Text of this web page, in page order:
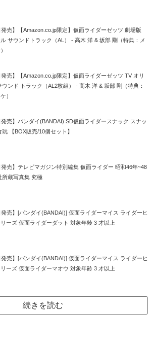
発売】【Amazon.co.jp限定】仮面ライダーゼッツ 劇場版
サウンドトラック（AL） - 高木 洋 & 坂部 剛（特典：メ
発売】【Amazon.co.jp限定】仮面ライダーゼッツ TV オリ
ウンド トラック（AL2枚組） - 高木 洋 & 坂部 剛（特典：
）
発売】バンダイ(BANDAI) SD仮面ライダースナック スナッ
玩 【BOX販売/10個セット】
発売】テレビマガジン特別編集 仮面ライダー 昭和46年~48
所蔵写真集 究極
発売】[バンダイ(BANDAI)] 仮面ライダーマイス ライダーヒ
ーズ 仮面ライダーダット 対象年齢 3 才以上
発売】[バンダイ(BANDAI)] 仮面ライダーマイス ライダーヒ
ーズ 仮面ライダーマオウ 対象年齢 3 才以上
続きを読む